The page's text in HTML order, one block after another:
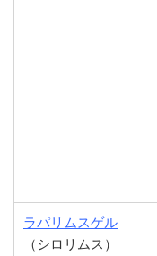
ラパリムスゲル
（シロリムス）